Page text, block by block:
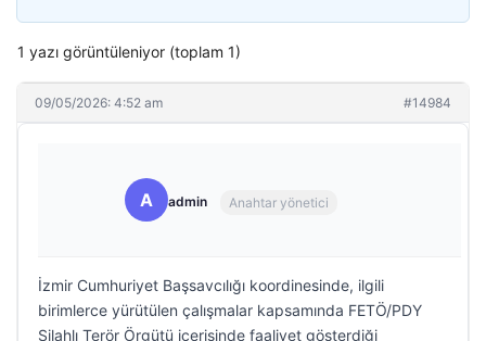
1 yazı görüntüleniyor (toplam 1)
09/05/2026: 4:52 am #14984
A admin Anahtar yönetici
İzmir Cumhuriyet Başsavcılığı koordinesinde, ilgili
birimlerce yürütülen çalışmalar kapsamında FETÖ/PDY
Silahlı Terör Örgütü içerisinde faaliyet gösterdiği